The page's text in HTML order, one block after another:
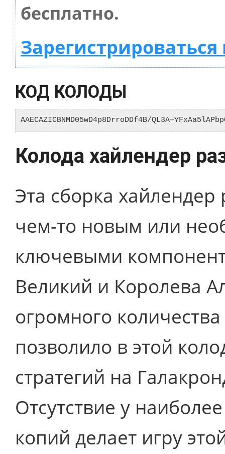
бесплатно.
Зарегистрироваться
КОД КОЛОДЫ
AAECAZICBNMD05wD4p8DrroDDf4B/
Колода хайлендер
Эта сборка хайлендер
чем-то новым или
ключевыми
Великий и Королева
огромного
позволило в этой
стратегий на
Отсутствие у
копий делает игру